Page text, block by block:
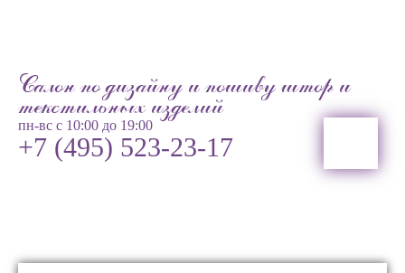
Салон по дизайну и пошиву штор и
текстильных изделий
пн-вс с 10:00 до 19:00
+7 (495) 523-23-17